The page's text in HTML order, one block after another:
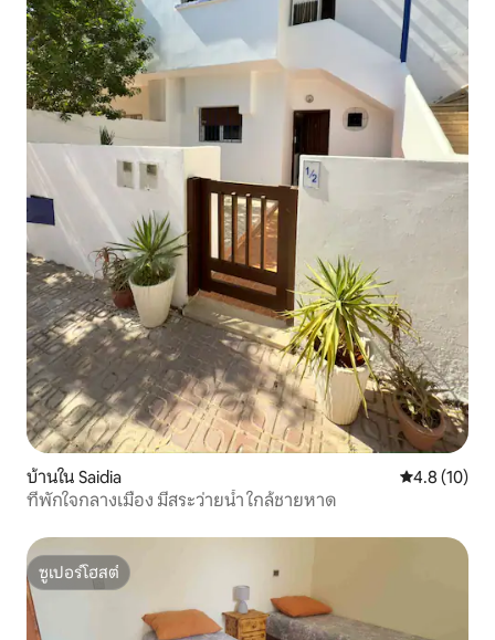
บ้านใน Saidia คะแนนเฉลี่ย
4.8 (10)
ที่พักใจกลางเมือง มีสระว่ายน้ำ ใกล้ชายหาด
ซูเปอร์โฮสต์
ซูเปอร์โฮสต์